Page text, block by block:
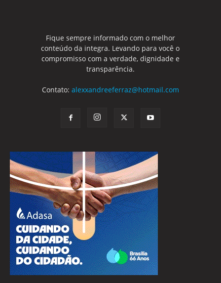
Fique sempre informado com o melhor
conteúdo da integra. Levando para você o
compromisso com a verdade, dignidade e
transparência.
Contato: alexxandreeferraz@hotmail.com